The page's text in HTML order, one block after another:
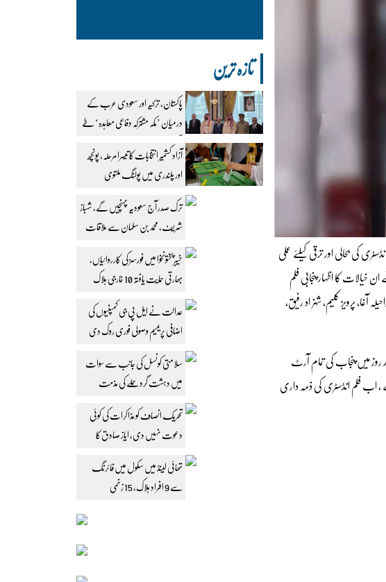
کی بحالی اور ترقی کیلئے عملی
کا اظہار پنجابی فلم
پرویز کلیم، شہزاد رفیق،
روز میں پنجاب کی تمام آرٹ
، اب فلم انڈسٹری کی ذمہ داری
تازہ ترین
پاکستان، ترکیہ اور سعودی عرب کے
درمیان ’مکہ مشترکہ دفاعی معاہدہ‘ طے
پا گیا
آزاد کشمیر انتخابات کا تیسرا مرحلہ، پونچھ
اور پلندری میں پولنگ ملتوی
ترک صدر آج سعودیہ پہنچیں گے، شہباز
شریف، محمد بن سلمان سے ملاقات
خیبرپختونخوا میں فورسز کی کارروائیاں،
بھارتی حمایت یافتہ 10 خارجی ہلاک
عدالت نے ایل پی جی کمپنیوں کی
اضافی پریمیم وصولی فوری روک دی
سلامتی کونسل کی جانب سے سوات
میں دہشت گرد حملے کی مذمت
تحریک انصاف کو مذاکرات کی کوئی
دعوت نہیں دی، ایاز صادق کا
تھائی لینڈ میں سکول میں فائرنگ
سے 9 افراد ہلاک، 15 زخمی